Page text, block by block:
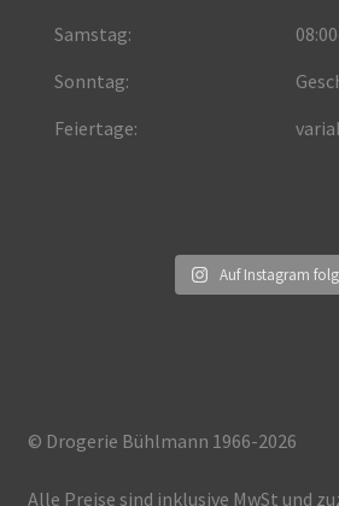
Samstag:
Sonntag:
Feiertage:
Auf Instagram
© Drogerie Bühlmann 1966-2026
Alle Preise sind inklusive MwSt und